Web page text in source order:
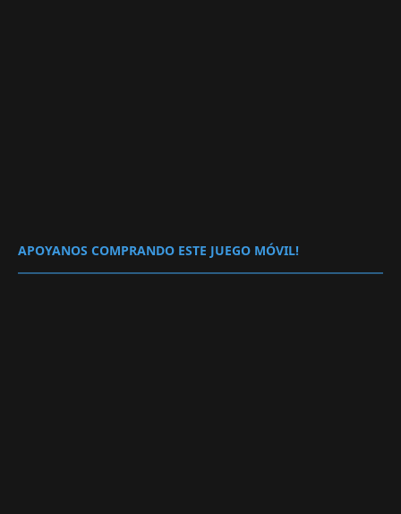
APOYANOS COMPRANDO ESTE JUEGO MÓVIL!